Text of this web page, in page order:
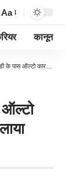
Font
Resizer
Aa
कानून
SDRF ने चलाया रेस्क्यू ऑपरेशन
ऑल्टो